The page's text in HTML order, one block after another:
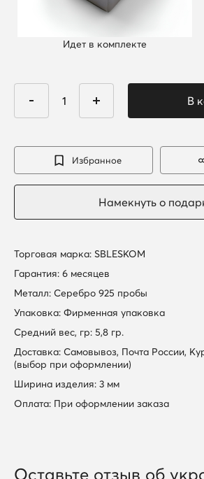
Идет в комплекте
Избранное
Торговая марка: SBLESKOM
Гарантия: 6 месяцев
Металл: Серебро 925 пробы
Упаковка: Фирменная упаковка
Средний вес, гр: 5,8 гр.
Доставка: Самовывоз, Почта России,
(выбор при оформлении)
Ширина изделия: 3 мм
Оплата: При оформлении заказа
Оставьте отзыв об